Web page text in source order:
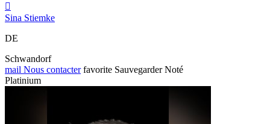

Sina Stiemke
DE
Schwandorf
mail Nous contacter favorite Sauvegarder Noté
Platinium